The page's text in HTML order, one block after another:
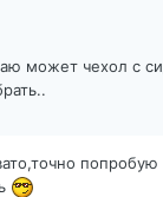
может чехол с
попробую